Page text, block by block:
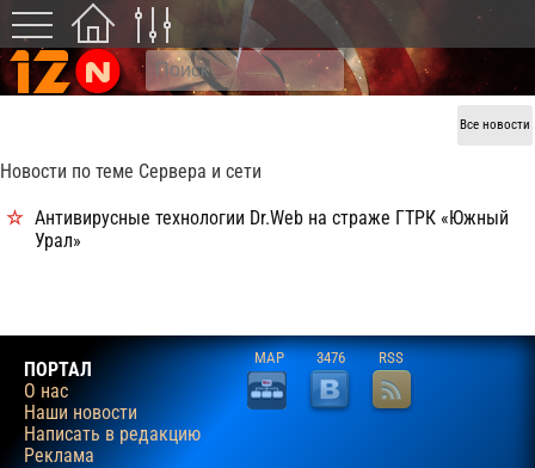
Все новости
Новости по теме Сервера и сети
Антивирусные технологии Dr.Web на страже ГТРК «Южный
Урал»
ПОРТАЛ
О нас
Наши новости
Написать в редакцию
Реклама
MAP 3476 RSS